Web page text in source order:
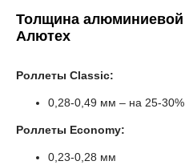
Толщина
Алютех
Роллеты Classic:
0,28-0,49 мм – на 25-
Роллеты Economy:
0,23-0,28 мм